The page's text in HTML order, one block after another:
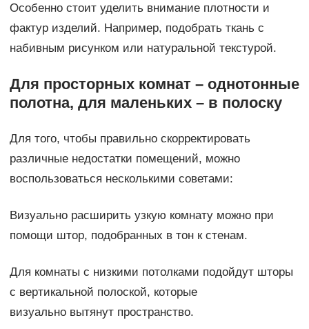
Особенно стоит уделить внимание плотности и
фактур изделий. Например, подобрать ткань с
набивным рисунком или натуральной текстурой.
Для просторных комнат – однотонные
полотна, для маленьких – в полоску
Для того, чтобы правильно скорректировать
различные недостатки помещений, можно
воспользоваться несколькими советами:
Визуально расширить узкую комнату можно при
помощи штор, подобранных в тон к стенам.
Для комнаты с низкими потолками подойдут шторы
с вертикальной полоской, которые
визуально вытянут пространство.